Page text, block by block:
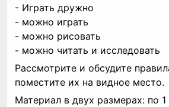
- Играть дружно
- можно играть
- можно рисовать
- можно читать и исследовать
Рассмотрите и обсудите
поместите их на видное место.
Материал в двух размерах: по